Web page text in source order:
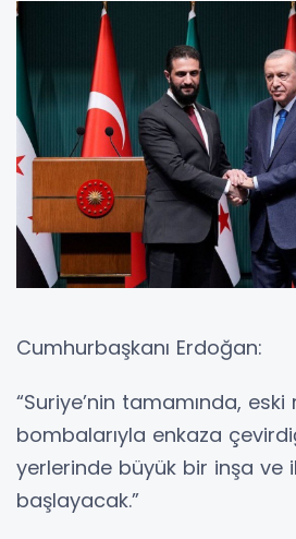
Cumhurbaşkanı Erdoğan:
“Suriye’nin tamamında,
bombalarıyla enkaza
yerlerinde büyük bir inşa ve
başlayacak.”